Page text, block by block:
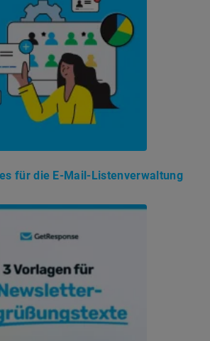
für die E-Mail-Listenverwaltung